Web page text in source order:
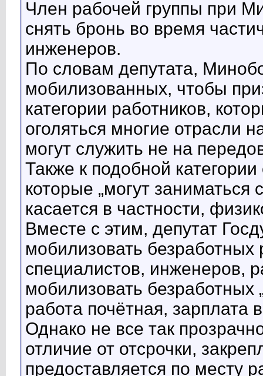
Член рабочей группы при
снять бронь во время
инженеров.
По словам депутата,
мобилизованных, чтобы
категории работников,
оголяться многие отрасли
могут служить не на
Также к подобной
которые „могут заниматься
касается в частности,
Вместе с этим, депутат
мобилизовать
специалистов, инженеров,
мобилизовать безработных
работа почётная, зарплата
Однако не все так
отличие от отсрочки,
предоставляется по месту